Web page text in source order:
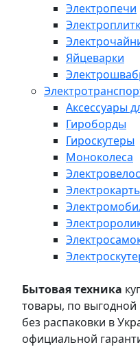
Электропечи
Яйцеварки
Аксессуары
Гироборды
Гироскутеры
Моноколеса
Бытовая техника
товары, по
без распаковки в
официальной